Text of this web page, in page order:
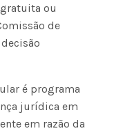
ou
de
é programa
jurídica em
em razão da